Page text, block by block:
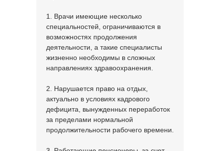
1. Врачи имеющие несколько
специальностей, ограничиваются в
возможностях продолжения
деятельности, а такие специалисты
жизненно необходимы в сложных
направлениях здравоохранения.
2. Нарушается право на отдых,
актуально в условиях кадрового
дефицита, вынужденных переработок
за пределами нормальной
продолжительности рабочего времени.